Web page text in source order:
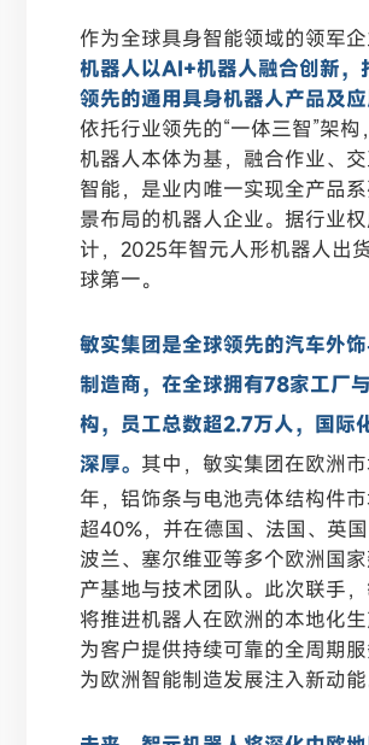
作为全球具身智能领域的领军企
机器人以AI+机器人融合创新，
领先的通用具身机器人产品及应
依托行业领先的“一体三智”架构
机器人本体为基，融合作业、
智能，是业内唯一实现全产品
景布局的机器人企业。据行业
计，2025年智元人形机器人出
球第一。
敏实集团是全球领先的汽车外
制造商，在全球拥有78家工厂
构，员工总数超2.7万人，国际
深厚。 其中，敏实集团在欧洲
年，铝饰条与电池壳体结构件
超40%，并在德国、法国、英国
波兰、塞尔维亚等多个欧洲国
产基地与技术团队。此次联手
将推进机器人在欧洲的本地化
为客户提供持续可靠的全周期服
为欧洲智能制造发展注入新动能